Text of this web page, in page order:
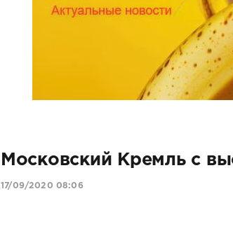
Московский Кремль с
17/09/2020 08:06